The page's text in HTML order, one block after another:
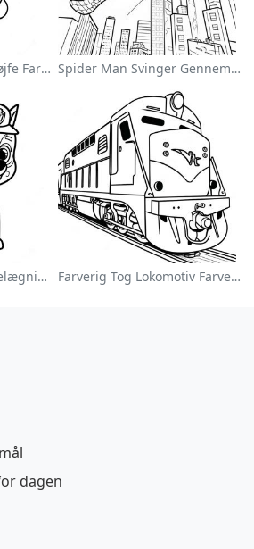
Sød Hello Kitty Med Sløjfe Farvelægningsside Spider Man Svinger Gennem Byen Farvelægningsside
Chase Paw Patrol Farvelægningsside Farverig Tog Lokomotiv Farvelægningsside
dagen